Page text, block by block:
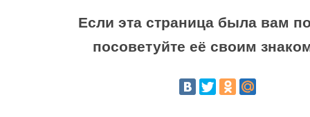
Если эта страница была вам
посоветуйте её своим